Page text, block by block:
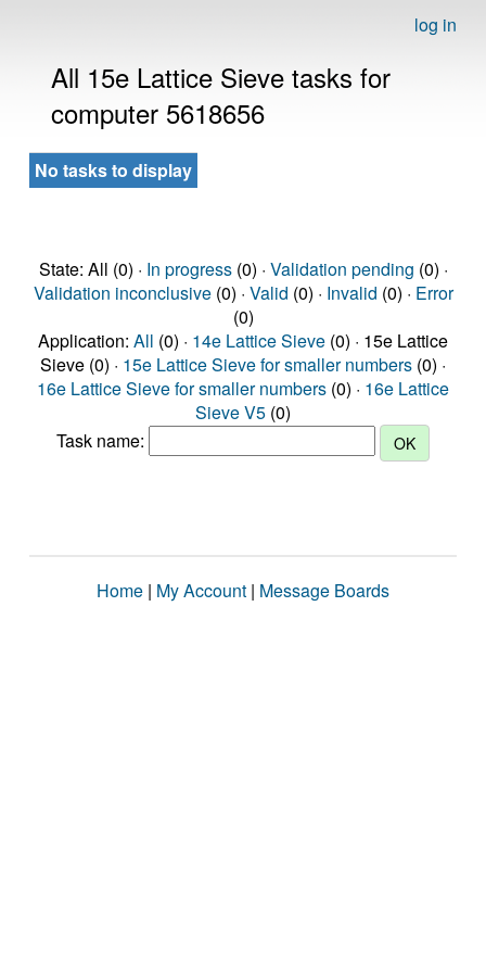
log in
All 15e Lattice Sieve tasks for
computer 5618656
No tasks to display
State: All (0) · In progress(0) · Validation pending (0) ·
Validation inconclusive(0) · Valid (0) · Invalid (0) · Error
(0)
Application: All (0) · 14e Lattice Sieve (0) · 15e Lattice
Sieve (0) · 15e Lattice Sieve for smaller numbers (0) ·
16e Lattice Sieve for smaller numbers (0) · 16e Lattice
Sieve V5 (0)
Task name:
Home | My Account | Message Boards